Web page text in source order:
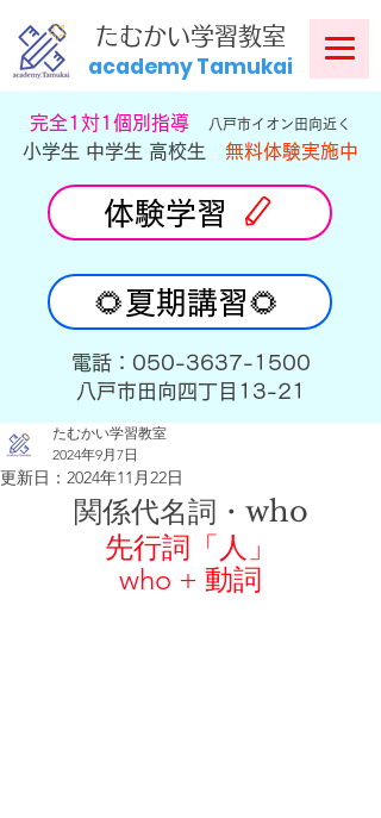
​たむかい学習教室
academy Tamukai
​完全1対1個別指導 八戸市イオン田向近く
小学生 中学生 高校生 無料体験実施中
体験学習
🌻夏期講習🌻
​電話：050-3637-1500
​八戸市田向四丁目13-21
たむかい学習教室
2024年9月7日
更新日： 2024年11月22日
関係代名詞・who
先行詞「人」
who + 動詞